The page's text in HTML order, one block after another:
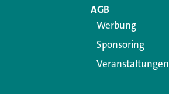
AGB
Werbung
Sponsoring
Veranstaltungen